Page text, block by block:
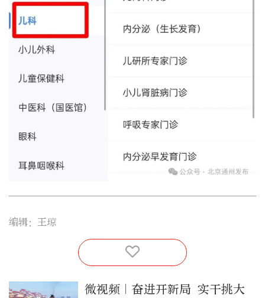
编辑：王琼
微视频｜奋进开新局 实干挑大